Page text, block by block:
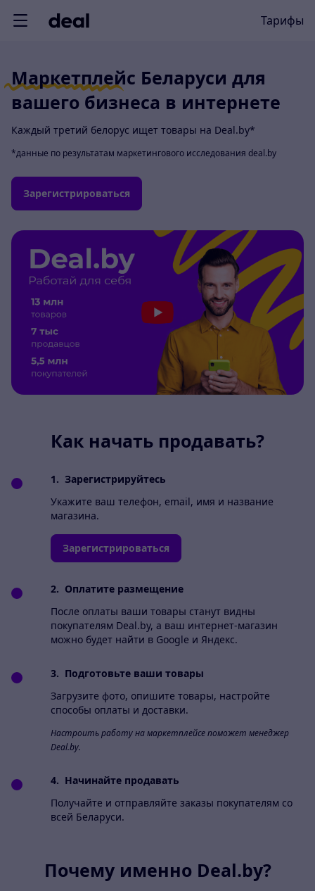
Тарифы
Маркетплейс Беларуси для
вашего бизнеса в интернете
Каждый третий белорус ищет товары на Deal.by*
*данные по результатам маркетингового исследования deal.by
Зарегистрироваться
Как начать продавать?
1. Зарегистрируйтесь
Укажите ваш телефон, email, имя и название
магазина.
Зарегистрироваться
2. Оплатите размещение
После оплаты ваши товары станут видны
покупателям Deal.by, а ваш интернет-магазин
можно будет найти в Google и Яндекс.
3. Подготовьте ваши товары
Загрузите фото, опишите товары, настройте
способы оплаты и доставки.
Настроить работу на маркетплейсе поможет менеджер
Deal.by.
4. Начинайте продавать
Получайте и отправляйте заказы покупателям со
всей Беларуси.
Почему именно Deal.by?